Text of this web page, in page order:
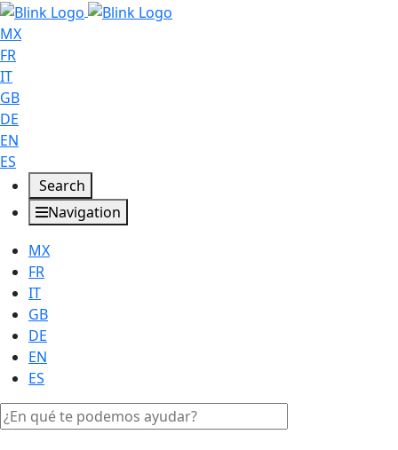
MX
FR
IT
GB
DE
EN
ES
Search
Navigation
MX
FR
IT
GB
DE
EN
ES